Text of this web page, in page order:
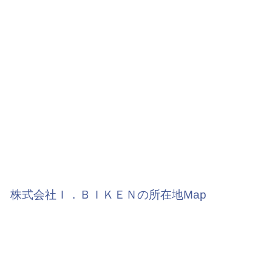
株式会社Ｉ．ＢＩＫＥＮの所在地Map